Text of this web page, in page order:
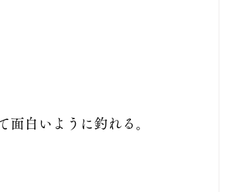
面白いように釣れる。